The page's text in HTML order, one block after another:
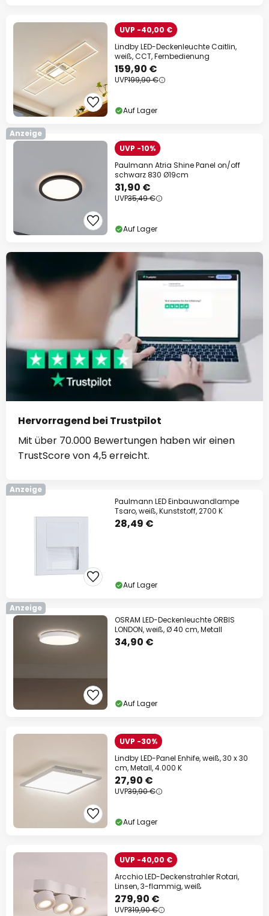
UVP -40,00 €
Lindby LED-Deckenleuchte Caitlin,
weiß, CCT, Fernbedienung
159,90 €
UVP199,90 €
Auf Lager
Anzeige
UVP -10%
Paulmann Atria Shine Panel on/off
schwarz 830 Ø19cm
31,90 €
UVP35,49 €
Auf Lager
Hervorragend bei Trustpilot
Mit über 70.000 Bewertungen haben wir einen
TrustScore von 4,5 erreicht.
Anzeige
Paulmann LED Einbauwandlampe
Tsaro, weiß, Kunststoff, 2700 K
28,49 €
Auf Lager
Anzeige
OSRAM LED-Deckenleuchte ORBIS
LONDON, weiß, Ø 40 cm, Metall
34,90 €
Auf Lager
UVP -30%
Lindby LED-Panel Enhife, weiß, 30 x 30
cm, Metall, 4.000 K
27,90 €
UVP39,90 €
Auf Lager
UVP -40,00 €
Arcchio LED-Deckenstrahler Rotari,
Linsen, 3-flammig, weiß
279,90 €
UVP319,90 €